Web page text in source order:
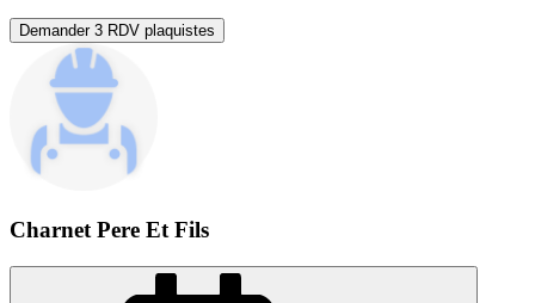
Demander 3 RDV plaquistes
Charnet Pere Et Fils